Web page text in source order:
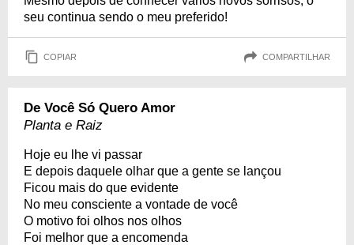
seu continua sendo o meu preferido!
COPIAR COMPARTILHAR
De Você Só Quero Amor
Planta e Raiz
Hoje eu lhe vi passar
E depois daquele olhar que a gente se lançou
Ficou mais do que evidente
No meu consciente a vontade de você
O motivo foi olhos nos olhos
Foi melhor que a encomenda